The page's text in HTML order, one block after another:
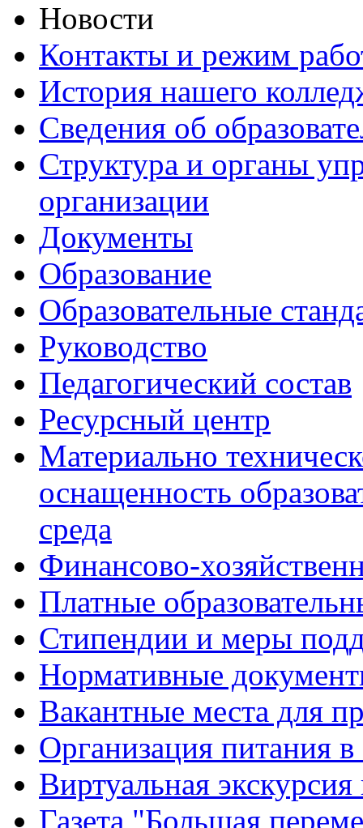
Новости
Контакты и режим
История нашего
Сведения об
Структура и органы
организации
Документы
Образование
Образовательные
Руководство
Педагогический состав
Ресурсный центр
Материально
оснащенность
среда
Финансово-
Платные
Стипендии и меры
Нормативные
Вакантные места для
Организация питания в
Виртуальная
Газета "Большая